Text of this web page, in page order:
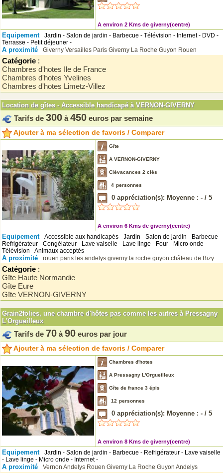
A environ 2 Kms de giverny(centre)
Equipement
Jardin - Salon de jardin - Barbecue - Télévision - Internet - DVD -
Terrasse - Petit déjeuner -
A proximité Giverny Versailles Paris Giverny La Roche Guyon Rouen
Catégorie :
Chambres d'hotes Ile de France
Chambres d'hotes Yvelines
Chambres d'hotes Limetz-Villez
Location de gîtes - Accessible handicapé à VERNON-GIVERNY
Tarifs de 300 à 450 euros par semaine
Ajouter à ma sélection de favoris / Comparer
Gîte
A VERNON-GIVERNY
Clévacances 2 clés
4 personnes
0 appréciation(s): Moyenne : - / 5
A environ 6 Kms de giverny(centre)
Equipement
Accessible aux handicapés - Jardin - Salon de jardin - Barbecue -
Refrigérateur - Congélateur - Lave vaiselle - Lave linge - Four - Micro onde -
Télévision - Animaux acceptés -
A proximité rouen paris les andelys giverny la roche guyon château de Bizy
Catégorie :
Gîte Haute Normandie
Gîte Eure
Gîte VERNON-GIVERNY
Grain2folies, une chambre d'hôtes pas comme les autres à Pressagny
L'Orgueilleux
Tarifs de 70 à 90 euros par jour
Ajouter à ma sélection de favoris / Comparer
Chambres d'hotes
A Pressagny L'Orgueilleux
Gîte de france 3 épis
12 personnes
0 appréciation(s): Moyenne : - / 5
A environ 8 Kms de giverny(centre)
Equipement
Jardin - Salon de jardin - Barbecue - Refrigérateur - Lave vaiselle
- Lave linge - Micro onde - Internet -
A proximité Vernon Andelys Rouen Giverny La Roche Guyon Andelys